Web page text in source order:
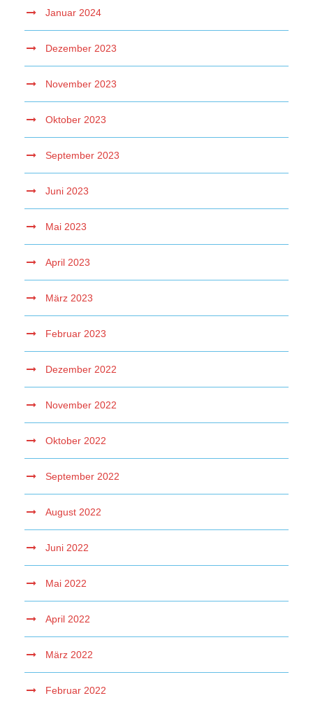
Januar 2024
Dezember 2023
November 2023
Oktober 2023
September 2023
Juni 2023
Mai 2023
April 2023
März 2023
Februar 2023
Dezember 2022
November 2022
Oktober 2022
September 2022
August 2022
Juni 2022
Mai 2022
April 2022
März 2022
Februar 2022